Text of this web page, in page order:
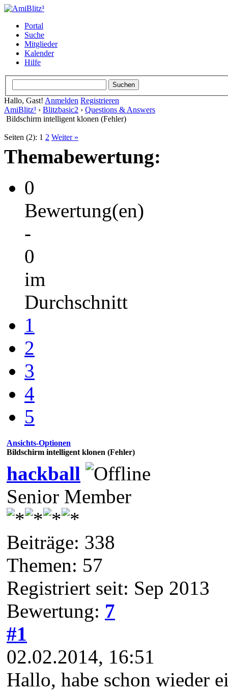
Portal
Suche
Mitglieder
Kalender
Hilfe
Hallo, Gast! Anmelden Registrieren
AmiBlitz³ › Blitzbasic2 › Questions & Answers
Bildschirm intelligent klonen (Fehler)
Seiten (2): 1 2 Weiter »
Themabewertung:
0
Bewertung(en)
-
0
im
Durchschnitt
1
2
3
4
5
Ansichts-Optionen
Bildschirm intelligent klonen (Fehler)
hackball
Senior Member
Beiträge: 338
Themen: 57
Registriert seit: Sep 2013
Bewertung: 7
#1
02.02.2014, 16:51
Hallo, habe schon wieder